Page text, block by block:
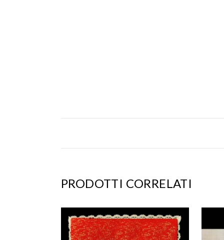
PRODOTTI CORRELATI